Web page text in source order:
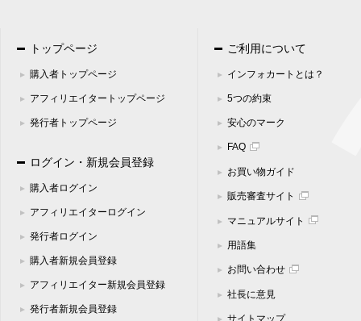
トップページ
購入者トップページ
アフィリエイタートップページ
発行者トップページ
ログイン・新規会員登録
購入者ログイン
アフィリエイターログイン
発行者ログイン
購入者新規会員登録
アフィリエイター新規会員登録
発行者新規会員登録
ご利用について
インフォカートとは？
5つの約束
安心のマーク
FAQ
お買い物ガイド
販売審査サイト
マニュアルサイト
用語集
お問い合わせ
社長に意見